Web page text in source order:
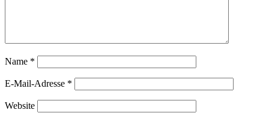
Name *
E-Mail-Adresse *
Website